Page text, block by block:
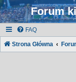
Forum
FAQ
Strona Główna